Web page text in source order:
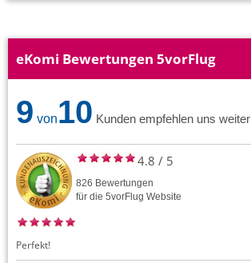
eKomi Bewertungen 5vorFlug
9 von10 Kunden empfehlen uns weiter
4.8 / 5
826 Bewertungen
für die 5vorFlug Website
Perfekt!